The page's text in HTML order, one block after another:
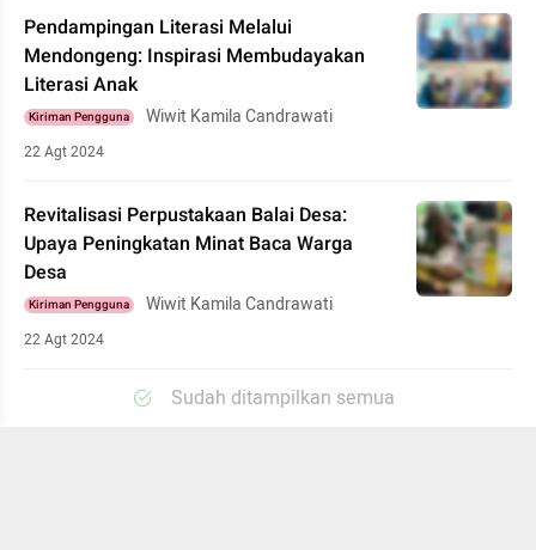
Pendampingan Literasi Melalui
Mendongeng: Inspirasi Membudayakan
Literasi Anak
Kiriman Pengguna Wiwit Kamila Candrawati
22 Agt 2024
Revitalisasi Perpustakaan Balai Desa:
Upaya Peningkatan Minat Baca Warga
Desa
Kiriman Pengguna Wiwit Kamila Candrawati
22 Agt 2024
Sudah ditampilkan semua